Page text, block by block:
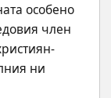
особено
член
ни